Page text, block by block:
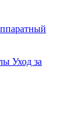
Уход за